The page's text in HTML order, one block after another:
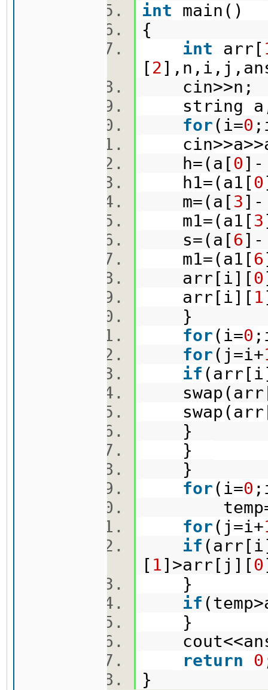
int main()
{
int arr[
[2
string
for(i=0
h=(a[0]-
h1=(a1[0
m=(a[3]-
m1=(a1[3
s=(a[6]-
m1=(a1[6
arr[i][0
arr[i][ 1
}
for(i=0
for(j=i+
if
}
}
}
for(i=0
for(j=i+
if
[ 1]>arr[j][0
}
if
}
return
0
}